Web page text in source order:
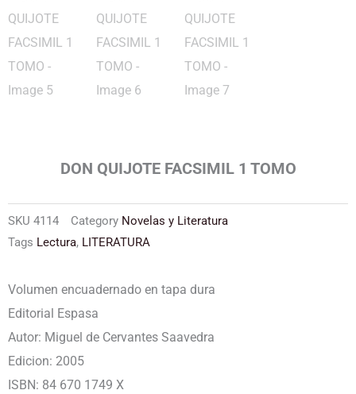
DON QUIJOTE FACSIMIL 1 TOMO
SKU 4114 Category Novelas y Literatura
Tags Lectura, LITERATURA
Volumen encuadernado en tapa dura
Editorial Espasa
Autor: Miguel de Cervantes Saavedra
Edicion: 2005
ISBN: 84 670 1749 X